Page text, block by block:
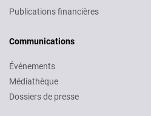
Publications financières
Communications
Événements
Médiathèque
Dossiers de presse